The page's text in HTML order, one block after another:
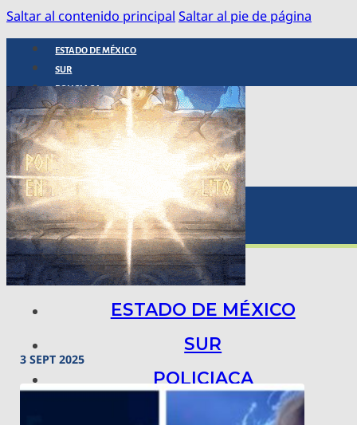
Saltar al contenido principal Saltar al pie de página
ESTADO DE MÉXICO
SUR
POLICIACA
NACIONAL
INTERNACIONAL
ARTE, CIENCIA Y TECNOLOGÍA
COLUMNAS
BAJO LA LUPA
RASTROS Y ROSTROS
VÍNCULOS ANIMALES
ESTADO DE MÉXICO
SUR
POLICIACA
NACIONAL
3 SEPT 2025